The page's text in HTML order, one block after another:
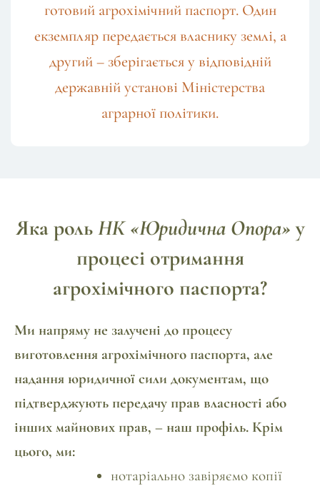
готовий агрохімічний паспорт. Один
екземпляр передається власнику землі, а
другий – зберігається у відповідній
державній установі Міністерства
аграрної політики.
Яка рольНК «Юридична Опора»у
процесі отримання
агрохімічного паспорта?
Ми напряму не залучені до процесу
виготовлення агрохімічного паспорта, але
надання юридичної сили документам, що
підтверджують передачу прав власності або
інших майнових прав, – наш профіль. Крім
цього, ми:
нотаріально завіряємо копії